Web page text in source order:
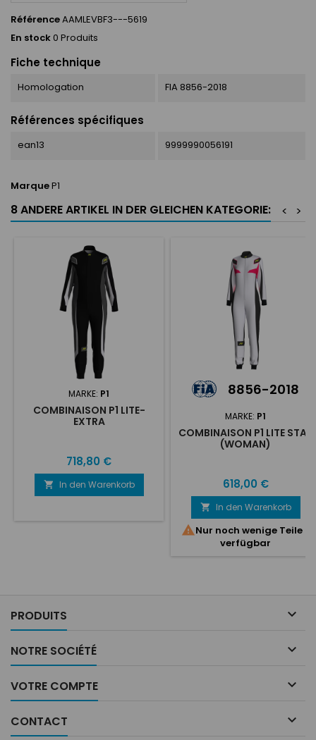
RéférenceAAMLEVBF3---5619
En stock0 Produits
Fiche technique
Homologation FIA 8856-2018
Références spécifiques
ean13 9999990056191
MarqueP1
8 ANDERE ARTIKEL IN DER GLEICHEN KATEGORIE: >
<
MARKE: P1
COMBINAISON P1 LITE-
EXTRA
Preis
718,80 €
 In den Warenkorb
8856-2018
MARKE: P1
COMBINAISON P1 LITE STAR
(WOMAN)
Preis
618,00 €
 In den Warenkorb
Nur noch wenige Teile
verfügbar
PRODUITS 
NOTRE SOCIÉTÉ 
VOTRE COMPTE 
CONTACT 